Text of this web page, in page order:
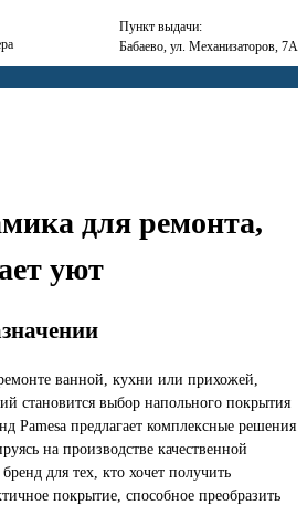
Пункт выдачи:
Бабаево, ул. Механизаторов, 7А
для ремонта,
уют
ванной, кухни или прихожей,
становится выбор напольного покрытия
Pamesa предлагает комплексные решения
на производстве качественной
для тех, кто хочет получить
покрытие, способное преобразить